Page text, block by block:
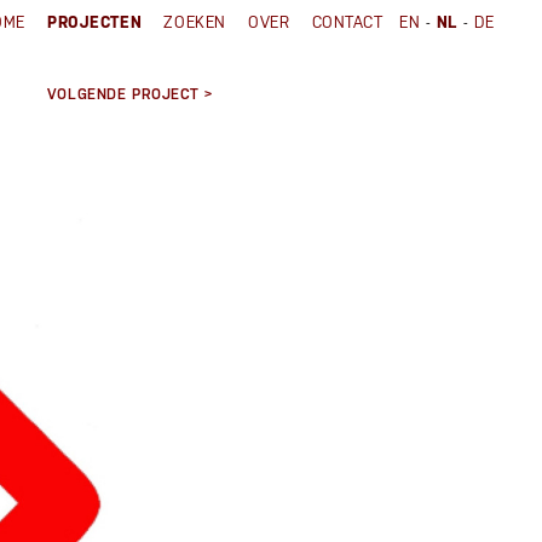
PROJECTEN ZOEKEN OVER CONTACT EN - NL - DE
VOLGENDE PROJECT >